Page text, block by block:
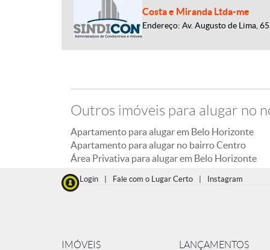
Costa e Miranda Ltda-me
Endereço: Av. Augusto de Lima,
Outros imóveis para alugar no
Apartamento para alugar em Belo Horizonte
Apartamento para alugar no bairro Centro
Área Privativa para alugar em Belo Horizonte
Login Fale com o Lugar Certo Instagram
IMÓVEIS LANÇAMENTOS